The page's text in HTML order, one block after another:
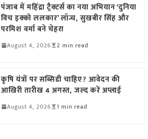
पंजाब में महिंद्रा ट्रैक्टर्स का नया अभियान ‘दुनिया
विच इक्को ललकार’ लॉन्च, सुखबीर सिंह और
परमिश वर्मा बने चेहरा
August 4, 2026 2 min read
कृषि यंत्रों पर सब्सिडी चाहिए? आवेदन की
आखिरी तारीख 4 अगस्त, जल्द करें अप्लाई
August 4, 2026 1 min read